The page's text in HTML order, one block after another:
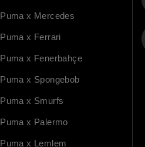
Puma x Mercedes
Puma x Ferrari
Puma x Fenerbahçe
Puma x Spongebob
Puma x Smurfs
Puma x Palermo
Puma x Lemlem